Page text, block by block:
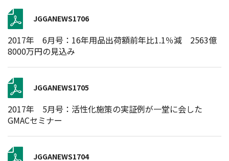
JGGANEWS1706
2017年 6月号：16年用品出荷額前年比1.1％減 2563億
8000万円の見込み
JGGANEWS1705
2017年 5月号：活性化施策の実証例が一堂に会した
GMACセミナー
JGGANEWS1704